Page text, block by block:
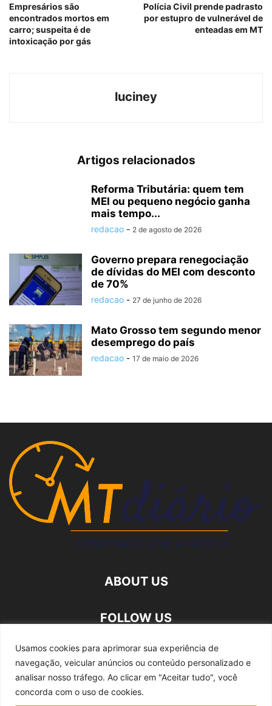
Usamos cookies para aprimorar sua experiência de
navegação, veicular anúncios ou conteúdo personalizado e
analisar nosso tráfego. Ao clicar em "Aceitar tudo", você
concorda com o uso de cookies.
Empresários são
encontrados mortos em
carro; suspeita é de
intoxicação por gás
Polícia Civil prende padrasto
por estupro de vulnerável de
enteadas em MT
luciney
Artigos relacionados
Reforma Tributária: quem tem
MEI ou pequeno negócio ganha
mais tempo...
redacao - 2 de agosto de 2026
Governo prepara renegociação
de dívidas do MEI com desconto
de 70%
redacao - 27 de junho de 2026
Mato Grosso tem segundo menor
desemprego do país
redacao - 17 de maio de 2026
ABOUT US
FOLLOW US